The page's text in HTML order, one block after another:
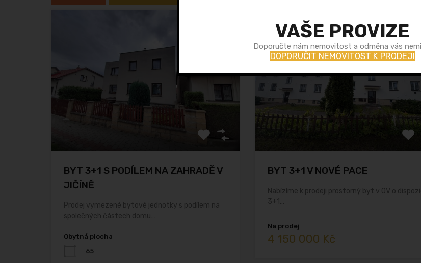
BYT 3+1 S PODÍLEM NA ZAHRADĚ V
JIČÍNĚ
Prodej vymezené bytové jednotky s podílem na
společných částech domu…
Obytná plocha
65
BYT 3+1 V NOVÉ PACE
Nabízíme k prodeji prostorný byt v OV o
3+1…
Na prodej
4 150 000 Kč
VAŠE PROVIZE
Doporučte nám nemovitost a odměna vás
DOPORUČIT NEMOVITOST K PRODEJI